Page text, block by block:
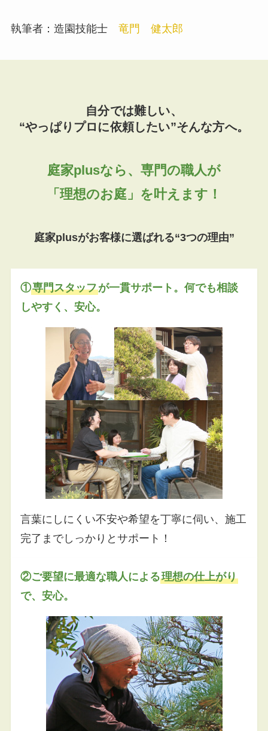
執筆者：造園技能士 竜門 健太郎
自分では難しい、
“やっぱりプロに依頼したい”そんな方へ。
庭家plusなら、専門の職人が
「理想のお庭」を叶えます！
庭家plusがお客様に選ばれる“3つの理由”
①専門スタッフが一貫サポート。何でも相談
しやすく、安心。
言葉にしにくい不安や希望を丁寧に伺い、施工
完了までしっかりとサポート！
②ご要望に最適な職人による理想の仕上がり
で、安心。